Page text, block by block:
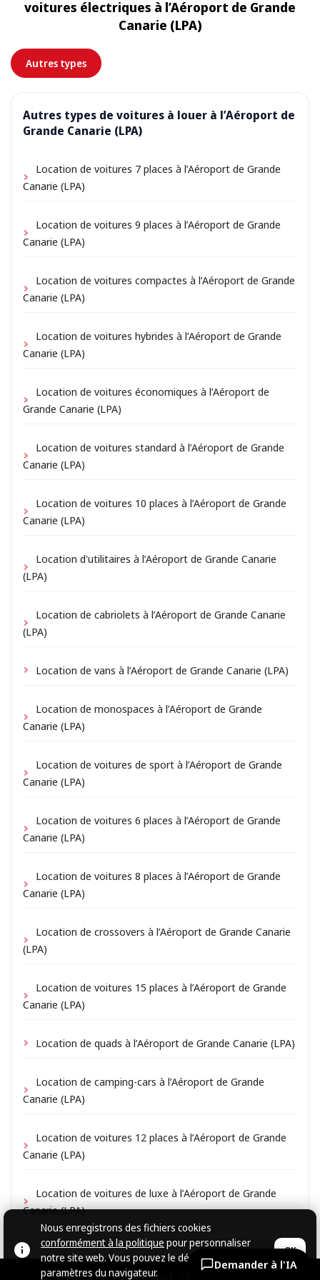
de petits frais de livraison peuvent s’appliquer,
toujours indiqués à l’avance.
voitures électriques à l’Aéroport de Grande
Canarie (LPA)
Autres types
Autres types de voitures à louer à l’Aéroport de
Grande Canarie (LPA)
Location de voitures 7 places à l’Aéroport de Grande
Canarie (LPA)
Location de voitures 9 places à l’Aéroport de Grande
Canarie (LPA)
Location de voitures compactes à l’Aéroport de Grande
Canarie (LPA)
Location de voitures hybrides à l’Aéroport de Grande
Canarie (LPA)
Location de voitures économiques à l’Aéroport de
Grande Canarie (LPA)
Location de voitures standard à l’Aéroport de Grande
Canarie (LPA)
Location de voitures 10 places à l’Aéroport de Grande
Canarie (LPA)
Location d'utilitaires à l’Aéroport de Grande Canarie
(LPA)
Location de cabriolets à l’Aéroport de Grande Canarie
(LPA)
Location de vans à l’Aéroport de Grande Canarie (LPA)
Location de monospaces à l’Aéroport de Grande
Canarie (LPA)
Location de voitures de sport à l’Aéroport de Grande
Canarie (LPA)
Location de voitures 6 places à l’Aéroport de Grande
Canarie (LPA)
Location de voitures 8 places à l’Aéroport de Grande
Canarie (LPA)
Location de crossovers à l’Aéroport de Grande Canarie
(LPA)
Location de voitures 15 places à l’Aéroport de Grande
Canarie (LPA)
Location de quads à l’Aéroport de Grande Canarie (LPA)
Location de camping-cars à l’Aéroport de Grande
Canarie (LPA)
Location de voitures 12 places à l’Aéroport de Grande
Canarie (LPA)
Location de voitures de luxe à l’Aéroport de Grande
Canarie (LPA)
© CARZRENT, 2026.
Nous enregistrons des fichiers cookies
conformément à la politique pour personnaliser
notre site web. Vous pouvez le désactiver dans les
paramètres du navigateur.
OK
Demander à l'IA